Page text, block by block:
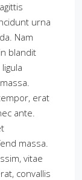
urna
Nam
blandit
erat
ante.
massa.
vitae
convallis